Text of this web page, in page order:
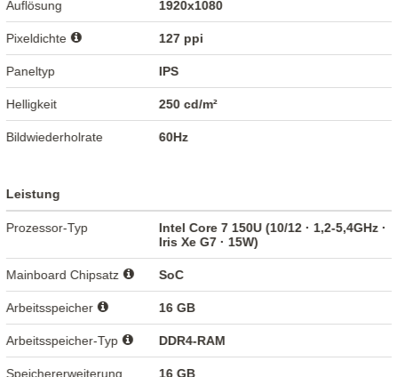
Auflösung 1920x1080
Pixeldichte 127 ppi
Paneltyp IPS
Helligkeit 250 cd/m²
Bildwiederholrate 60Hz
Leistung
Prozessor-Typ
Intel Core 7 150U (10/12 · 1,2-5,4GHz ·
Iris Xe G7 · 15W)
Mainboard Chipsatz SoC
Arbeitsspeicher 16 GB
Arbeitsspeicher-Typ DDR4-RAM
Speichererweiterung
16 GB